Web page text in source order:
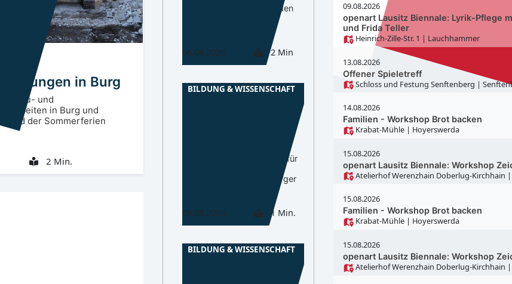
in Burg
Bau- und
in Burg und
der Sommerferien
2 Min.
Optimierungsmodell für den
06.08.2026 2 Min
BILDUNG & WISSENSCHAFT
Mathematik-Modell sorgt für
Spielpläne im Brandenburger
05.08.2026 1 Min.
BILDUNG & WISSENSCHAFT
09.08.2026
openart Lausitz Biennale: Lyrik-Pflege
und Frida Teller
Heinrich-Zille-Str. 1 | Lauchhammer
13.08.2026
Offener Spieletreff
Schloss und Festung Senftenberg |
14.08.2026
Familien - Workshop Brot backen
Krabat-Mühle | Hoyerswerda
15.08.2026
openart Lausitz Biennale: Workshop
Atelierhof Werenzhain Doberlug-Kirchhain
15.08.2026
Familien - Workshop Brot backen
Krabat-Mühle | Hoyerswerda
15.08.2026
openart Lausitz Biennale: Workshop
Atelierhof Werenzhain Doberlug-Kirchhain